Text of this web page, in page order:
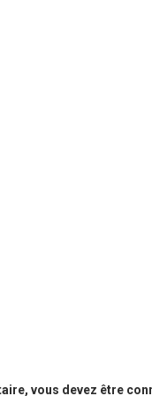
vous devez être